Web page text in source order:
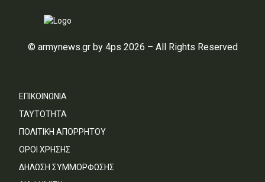
© armynews.gr by 4ps 2026 – All Rights Reserved
ΕΠΙΚΟΙΝΩΝΙΑ
ΤΑΥΤΟΤΗΤΑ
ΠΟΛΙΤΙΚΗ ΑΠΟΡΡΗΤΟΥ
ΟΡΟΙ ΧΡΗΣΗΣ
ΔΗΛΩΣΗ ΣΥΜΜΟΡΦΩΣΗΣ